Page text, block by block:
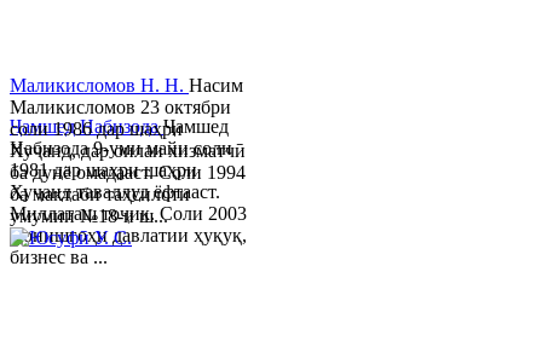
Ҷамшед НабизодаҶамшед
Набизода 9-уми майи соли
1981 дар шаҳри шаҳри
Хуҷанд таваллуд ёфтааст.
Миллаташ тоҷик. Соли 2003
Донишгоҳи давлатии ҳуқуқ,
бизнес ва ...
Маликисломов Н. Н. Насим
Маликисломов 23 октябри
соли 1986 дар шаҳри
Хуҷанд, дар оилаи хизматчӣ
ба дунё омадааст. Соли 1994
ба мактаби таҳсилоти
умумии №18-и ш...